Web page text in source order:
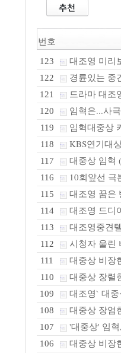
번호
123 대조영 미리
122 경륜있는 중
121 드라마 대조
120 임혁은...사
119 임혁대중상
118 KBS연기대
117 대중상 임혁
116 10회앞선 극
115 대조영 꿈은
114 대조영 드디
113 대조영중견
112 시청자 울린
111 대중상 비장
110 대중상 장렬
109 대조영` 대
108 대중상 장엄
107 '대중상' 임
106 대중상 비장